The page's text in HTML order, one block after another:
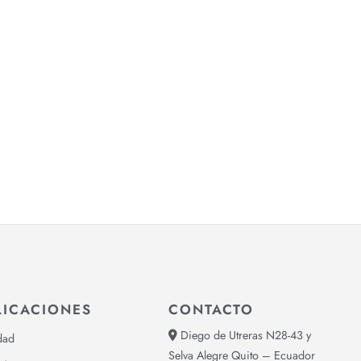
CONTACTO
Diego de Utreras N28-43 y
Selva Alegre Quito – Ecuador